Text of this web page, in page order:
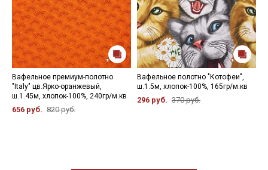
Вафельное премиум-полотно
"Italy" цв.Ярко-оранжевый,
ш.1.45м, хлопок-100%, 240гр/м.кв
656 руб. 820 руб.
Вафельное полотно "Котофеи",
ш.1.5м, хлопок-100%, 165гр/м.кв
296 руб. 370 руб.